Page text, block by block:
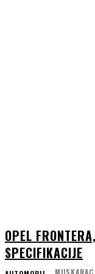
OPEL
SPECIFIKACIJE